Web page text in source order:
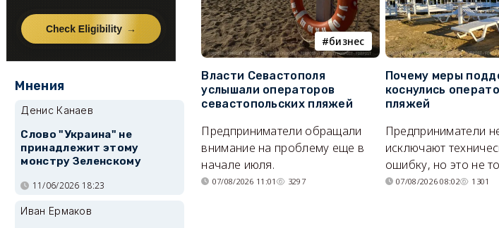
бизнес
Власти Севастополя
услышали операторов
севастопольских пляжей
Предприниматели обращали
внимание на проблему еще в
начале июля.
07/08/2026 11:01 3297
Почему меры
коснулись
пляжей
Предприниматели
исключают
ошибку, но это не
07/08/2026 08:02 1301
Мнения
Денис Канаев
Слово "Украина" не
принадлежит этому
монстру Зеленскому
11/06/2026 18:23
Иван Ермаков